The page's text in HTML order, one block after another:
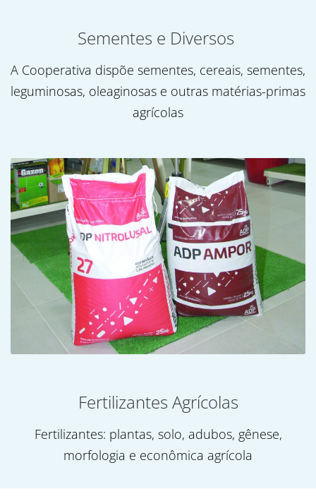
Sementes e Diversos
A Cooperativa dispõe sementes, cereais, sementes,
leguminosas, oleaginosas e outras matérias-primas
agrícolas
Fertilizantes Agrícolas
Fertilizantes: plantas, solo, adubos, gênese,
morfologia e econômica agrícola